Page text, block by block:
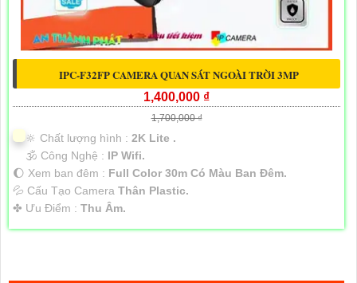
IPC-F32FP CAMERA QUAN SÁT NGOÀI TRỜI 3MP
1,400,000 ₫
1,700,000 ₫
🔆 Chất lượng hình : 2K Lite .
🕉️ Công Nghệ : IP Wifi.
🌔 Xem ban đêm : Full Color 30m Có Màu Ban Ðêm.
💦 Cấu Tạo Camera Thân Plastic.
️✤ Ưu Điểm : Thu Âm.